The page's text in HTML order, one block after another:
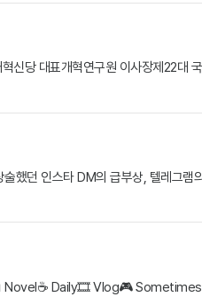
신당 대표개혁연구원 이사장제22대
했던 인스타 DM의 급부상, 텔레그
.📖 Novel☕ Daily🎞 Vlog🎮